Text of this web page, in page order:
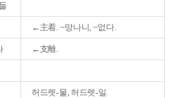
←主着. ~망나니, ~없다.
←支離.
허드렛-물, 허드렛-일.